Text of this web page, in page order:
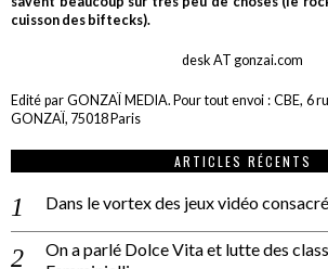
cuisson des biftecks).
desk AT gonzai.com
Edité par GONZAÏ MEDIA. Pour tout envoi : CBE, 6
GONZAÏ, 75018 Paris
ARTICLES RÉCENTS
Dans le vortex des jeux vidéo
On a parlé Dolce Vita et lutte des